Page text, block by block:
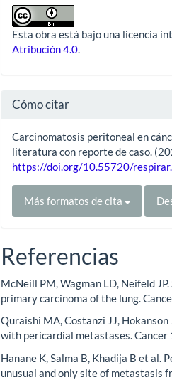
Esta obra está bajo una licencia
Atribución 4.0.
Cómo citar
Carcinomatosis peritoneal en
literatura con reporte de caso.
https://doi.org/10.55720/
Más formatos de cita
Referencias
McNeill PM, Wagman LD, Neifeld
primary carcinoma of the lung.
Quraishi MA, Costanzi JJ,
with pericardial metastases.
Hanane K, Salma B, Khadija B et al.
unusual and only site of metastasis